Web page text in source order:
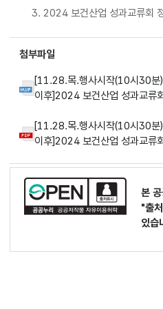
3. 2024 보건산업 성과교류회 정
첨부파일
[11.28.목.행사시작(10시30분)
이후]2024 보건산업 성과교류
[11.28.목.행사시작(10시30분)
이후]2024 보건산업 성과교류
본
"출
있습